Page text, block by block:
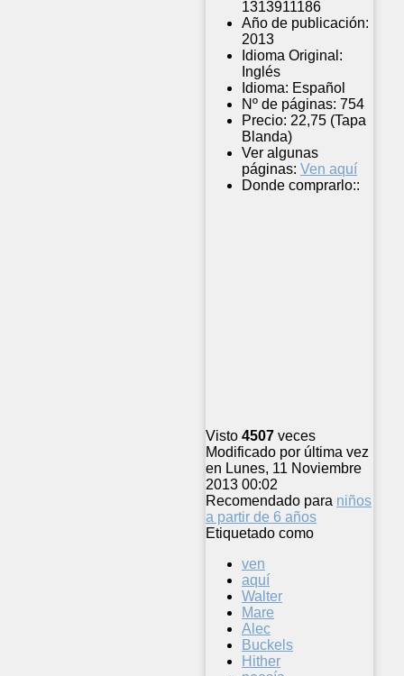
1313911186
Año de publicación:
2013
Idioma Original:
Inglés
Idioma: Español
Nº de páginas: 754
Precio: 22,75 (Tapa
Blanda)
Ver algunas
páginas: Ven aquí
Donde comprarlo::
Visto 4507 veces
Modificado por última vez
en Lunes, 11 Noviembre
2013 00:02
Recomendado para niños
a partir de 6 años
Etiquetado como
ven
aquí
Walter
Mare
Alec
Buckels
Hither